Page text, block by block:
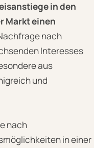
in den
Markt einen
nach
Interesses
aus
und
nach
in einer